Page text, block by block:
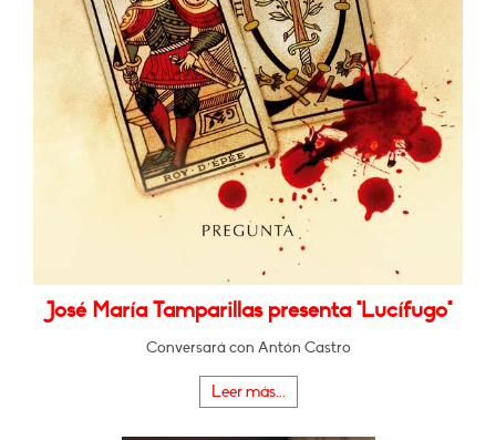
José María Tamparillas presenta "Lucífugo"
Conversará con Antón Castro
Leer más...